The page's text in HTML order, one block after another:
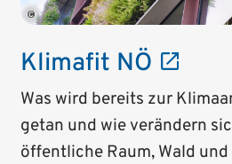
©
Klimafit NÖ
Was wird bereits zur
getan und wie verändern
öffentliche Raum, Wald